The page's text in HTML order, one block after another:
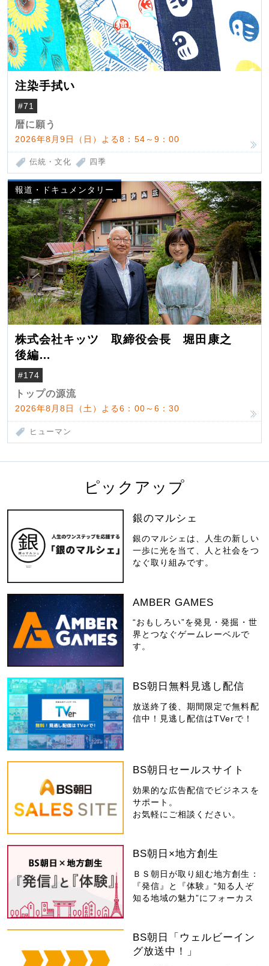
注染手拭い
#71
暦に願う
2026年8月9日（日）よる8：54～9：00
伝統・文化 四季
報道・ドキュメンタリー
株式会社キッツ 取締役会長 堀田康之
後編
米国駐在でも浮かんだ八ヶ岳 山小屋を営
んだ父母
#174
トップの源流
2026年8月8日（土）よる6：00～6：30
ヒューマン
ピックアップ
銀のマルシェ
銀のマルシェは、人生の新しい
一歩に光を当て、人と社会をつ
なぐ取り組みです。
AMBER GAMES
“おもしろい”を発見・発掘・世
界とつなぐゲームレーベルで
す。
BS朝日無料見逃し配信
放送終了後、期間限定で無料配
信中！見逃し配信はTVerで！
BS朝日セールスサイト
効果的な広告配信でビジネスを
サポート。
お気軽にご相談ください。
BS朝日×地方創生
ＢＳ朝日が取り組む地方創生：
『発信』と『体験』“知る人ぞ
知る地域の魅力”にフォーカス
BS朝日「ウェルビーイン
グ放送中！」